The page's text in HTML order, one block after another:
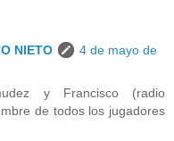
NIETO
4 de mayo de
y Francisco (radio
de todos los jugadores